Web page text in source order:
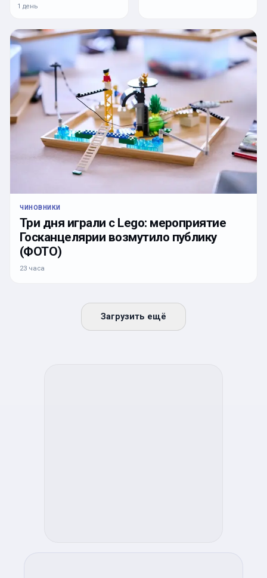
1 день
ЧИНОВНИКИ
Три дня играли с Lego: мероприятие
Госканцелярии возмутило публику
(ФОТО)
23 часа
Загрузить ещё